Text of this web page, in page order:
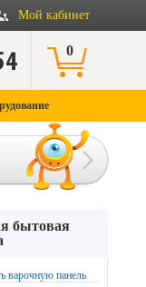
Мой кабинет
0
бытовая
варочную панель